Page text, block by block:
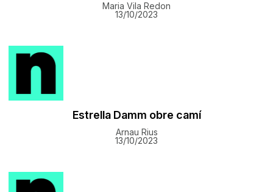
Maria Vila Redon
13/10/2023
Estrella Damm obre camí
Arnau Rius
13/10/2023